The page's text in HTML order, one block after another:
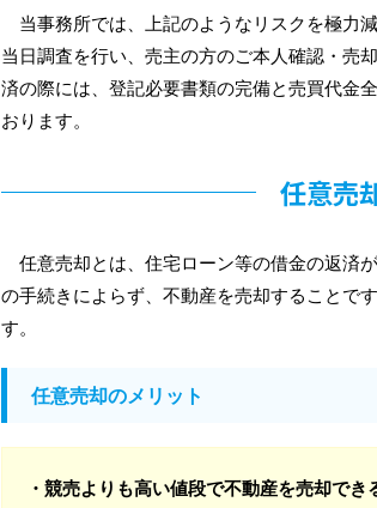
当事務所では、上記のようなリスクを極力
当日調査を行い、売主の方のご本人確認・売
済の際には、登記必要書類の完備と売買代金
おります。
任意売
任意売却とは、住宅ローン等の借金の返済
の手続きによらず、不動産を売却することで
す。
任意売却のメリット
・競売よりも高い値段で不動産を売却でき